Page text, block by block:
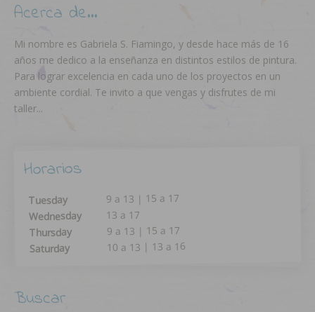
Acerca de…
Mi nombre es Gabriela S. Fiamingo, y desde hace más de 16
años me dedico a la enseñanza en distintos estilos de pintura.
Para lograr excelencia en cada uno de los proyectos en un
ambiente cordial. Te invito a que vengas y disfrutes de mi
taller...
Horarios
Tuesday 9 a 13 | 15 a 17
Wednesday 13 a 17
Thursday 9 a 13 | 15 a 17
Saturday 10 a 13 | 13 a 16
Buscar